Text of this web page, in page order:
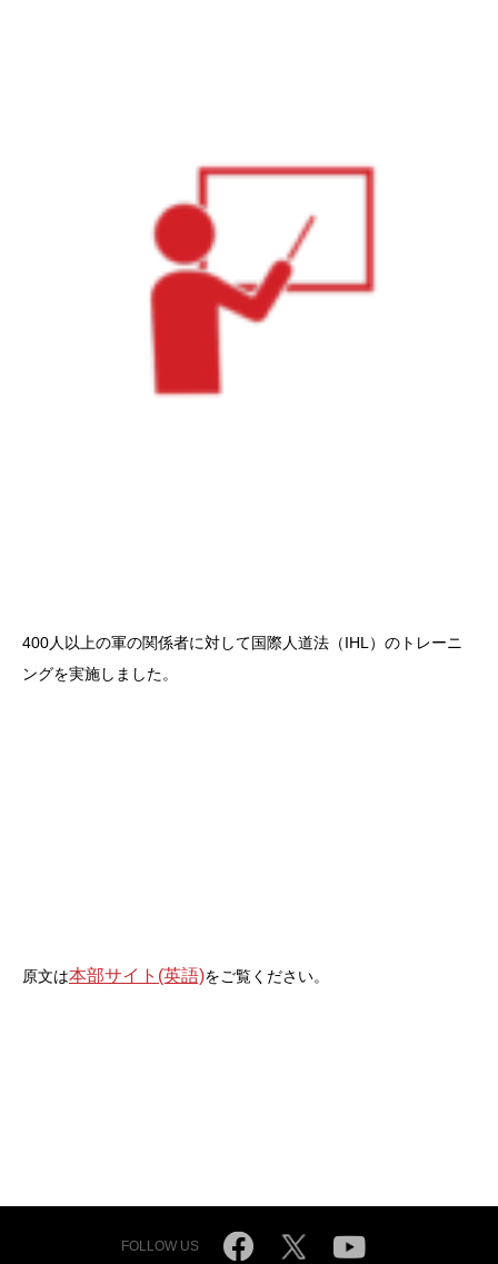
400人以上の軍の関係者に対して国際人道法（IHL）のトレーニ
ングを実施しました。
原文は本部サイト(英語)をご覧ください。
FOLLOW US